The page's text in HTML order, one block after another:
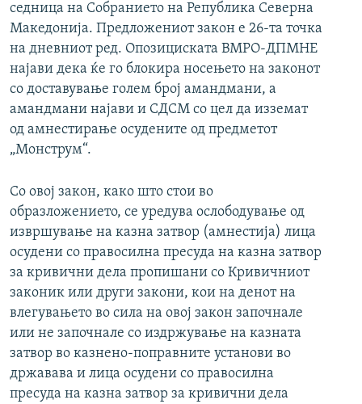
седница на Собранието на Република Северна
Македонија. Предложениот закон е 26-та точка
на дневниот ред. Опозициската ВМРО-ДПМНЕ
најави дека ќе го блокира носењето на законот
со доставување голем број амандмани, а
амандмани најави и СДСМ со цел да изземат
од амнестирање осудените од предметот
„Монструм“.
Со овој закон, како што стои во
образложението, се уредува ослободување од
извршување на казна затвор (амнестија) лица
осудени со правосилна пресуда на казна затвор
за кривични дела пропишани со Кривичниот
законик или други закони, кои на денот на
влегувањето во сила на овој закон започнале
или не започнале со издржување на казната
затвор во казнено-поправните установи во
државава и лица осудени со правосилна
пресуда на казна затвор за кривични дела